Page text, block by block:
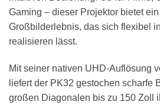
Gaming – dieser Projektor bietet
Großbilderlebnis, das sich flexibel
realisieren lässt.
Mit seiner nativen UHD-Auflösung
liefert der PK32 gestochen scharfe
großen Diagonalen bis zu 150 Zoll